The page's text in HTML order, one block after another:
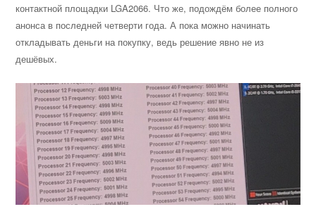
контактной площадки LGA2066. Что же, подождём более полного
анонса в последней четверти года. А пока можно начинать
откладывать деньги на покупку, ведь решение явно не из
дешёвых.